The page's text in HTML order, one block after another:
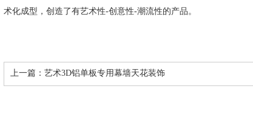
术化成型，创造了有艺术性-创意性-潮流性的产品。
上一篇： 艺术3D铝单板专用幕墙天花装饰